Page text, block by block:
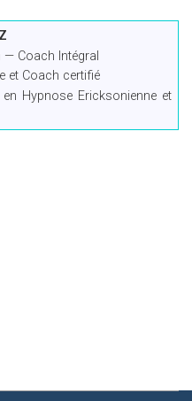
Coach Intégral
et Coach certifié
Hypnose Ericksonienne et